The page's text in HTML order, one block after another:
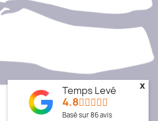
Temps Levé
4.8
Basé sur86avis
x